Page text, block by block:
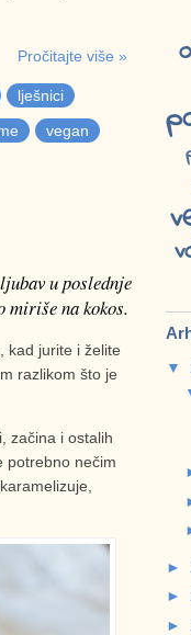
Pročitajte više »
lješnici
vegan
u poslednje
miriše na kokos.
kad jurite i želite
razlikom što je
začina i ostalih
potrebno nečim
▼
►
►
►